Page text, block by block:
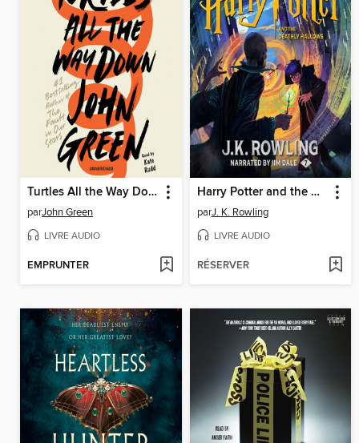
Turtles All the Way Down
parJohn Green
LIVRE AUDIO
EMPRUNTER
Harry Potter and the Deathly Hallows
parJ. K. Rowling
LIVRE AUDIO
RÉSERVER